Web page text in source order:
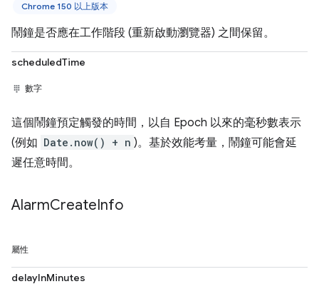
Chrome 150 以上版本
鬧鐘是否應在工作階段 (重新啟動瀏覽器) 之間保留。
scheduledTime
數字
這個鬧鐘預定觸發的時間，以自 Epoch 以來的毫秒數表示
(例如 Date.now() + n )。基於效能考量，鬧鐘可能會延
遲任意時間。
AlarmCreateInfo
屬性
delayInMinutes